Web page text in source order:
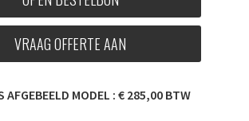
VRAAG OFFERTE AAN
AFGEBEELD MODEL : € 285,00 BTW